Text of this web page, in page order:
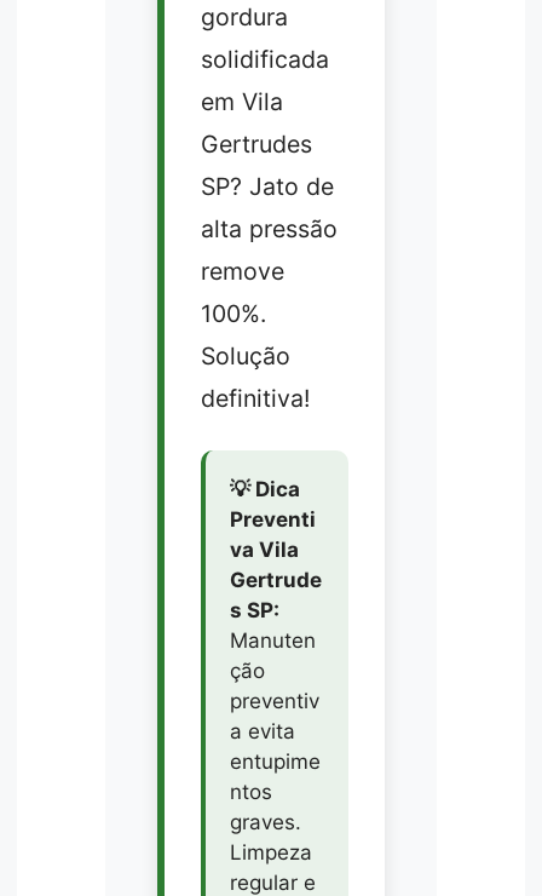
gordura
solidificada
em Vila
Gertrudes
SP? Jato de
alta pressão
remove
100%.
Solução
definitiva!
💡 Dica
Preventi
va Vila
Gertrude
s SP:
Manuten
ção
preventiv
a evita
entupime
ntos
graves.
Limpeza
regular e